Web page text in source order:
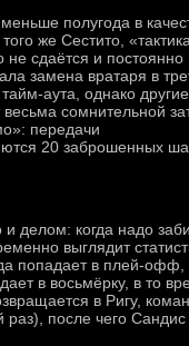
полугода в
же Сестито, «тактика
сдаётся и постоянно
замена вратаря в
аута, однако другие
сомнительной
передачи
20 заброшенных
делом: когда надо
выглядит
попадает в плей-офф,
в восьмёрку, в то
в Ригу,
после чего Сандис